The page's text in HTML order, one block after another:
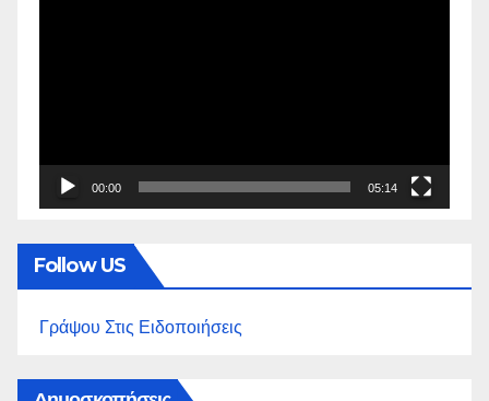
00:00 05:14
Follow US
Γράψου Στις Ειδοποιήσεις